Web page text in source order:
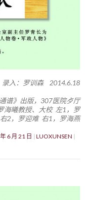
入：罗训森 2014.6.18
谱》出版，307医院歺厅
海曦教授、大校 左1，罗
2，罗迎难 右1，罗海燕
6 月 21 日
LUOXUNSEN